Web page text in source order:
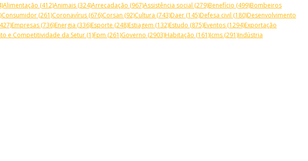
Alimentação (412)Animais (324)Arrecadação (967)Assistência social (279)Benefício (499)Bombeiros
Consumidor (261)Coronavírus (676)Corsan (92)Cultura (743)Daer (145)Defesa civil (180)Desenvolvimento
Empresas (736)Energia (336)Esporte (248)Estiagem (132)Estudo (875)Eventos (1294)Exportação
e Competitividade da Setur (1)Fpm (261)Governo (2903)Habitação (161)Icms (291)Indústria